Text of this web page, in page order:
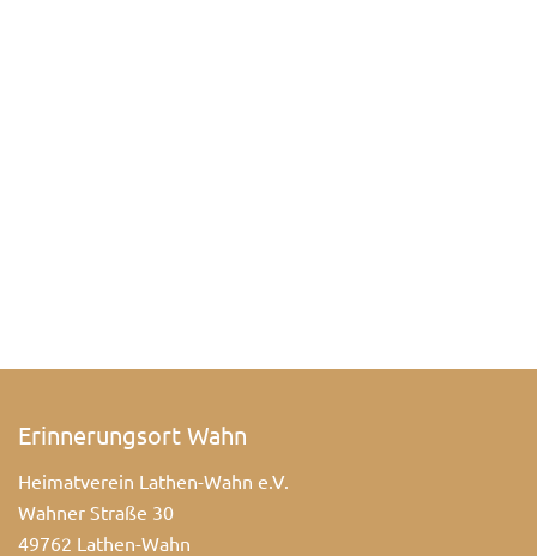
Erinnerungsort Wahn
Heimatverein Lathen-Wahn e.V.
Wahner Straße 30
49762 Lathen-Wahn